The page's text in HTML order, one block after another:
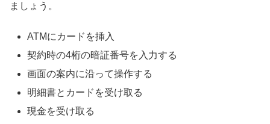
ましょう。
ATMにカードを挿入
契約時の4桁の暗証番号を入力する
画面の案内に沿って操作する
明細書とカードを受け取る
現金を受け取る